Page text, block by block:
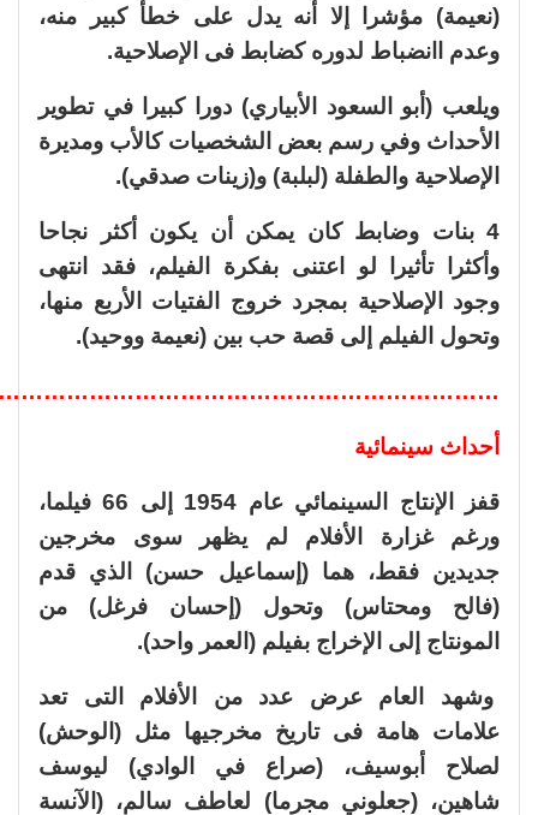
(نعيمة) مؤشرا إلا أنه يدل على خطأ كبير منه،
وعدم اانضباط لدوره كضابط فى الإصلاحية.
ويلعب (أبو السعود الأبياري) دورا كبيرا في تطوير
الأحداث وفي رسم بعض الشخصيات كالأب ومديرة
الإصلاحية والطفلة (لبلبة) و(زينات صدقي).
4 بنات وضابط كان يمكن أن يكون أكثر نجاحا
وأكثرا تأثيرا لو اعتنى بفكرة الفيلم، فقد انتهى
وجود الإصلاحية بمجرد خروج الفتيات الأربع منها،
وتحول الفيلم إلى قصة حب بين (نعيمة ووحيد).
أحداث سينمائية
قفز الإنتاج السينمائي عام 1954 إلى 66 فيلما،
ورغم غزارة الأفلام لم يظهر سوى مخرجين
جديدين فقط، هما (إسماعيل حسن) الذي قدم
(فالح ومحتاس) وتحول (إحسان فرغل) من
المونتاج إلى الإخراج بفيلم (العمر واحد).
وشهد العام عرض عدد من الأفلام التى تعد
علامات هامة فى تاريخ مخرجيها مثل (الوحش)
لصلاح أبوسيف، (صراع في الوادي) ليوسف
شاهين، (جعلوني مجرما) لعاطف سالم، (الآنسة